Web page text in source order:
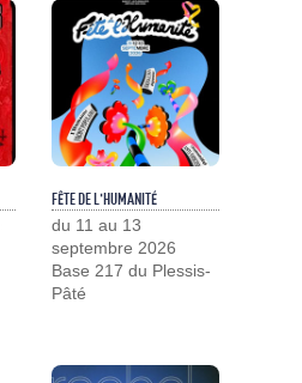
FÊTE DE L'HUMANITÉ
du 11 au 13
septembre 2026
Base 217 du Plessis-
Pâté